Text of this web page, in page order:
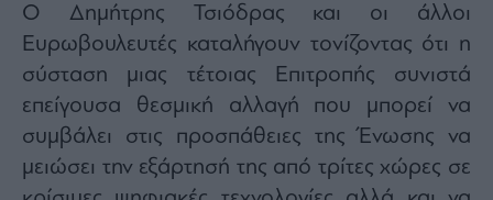
Google
Privacy
Policy
and
Terms
of
apply.
Ο Δημήτρης Τσιόδρας και οι άλλοι
Ευρωβουλευτές καταλήγουν τονίζοντας ότι η
σύσταση μιας τέτοιας Επιτροπής συνιστά
επείγουσα θεσμική αλλαγή που μπορεί να
συμβάλει στις προσπάθειες της Ένωσης να
μειώσει την εξάρτησή της από τρίτες χώρες σε